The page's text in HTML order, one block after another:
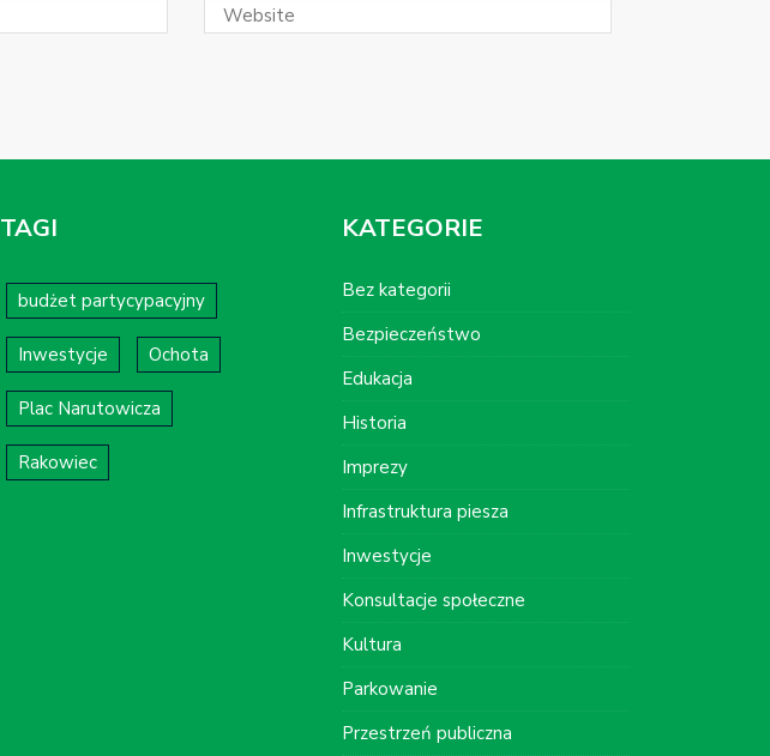
TAGI
budżet partycypacyjny
Inwestycje Ochota
Plac Narutowicza
Rakowiec
KATEGORIE
Bez kategorii
Bezpieczeństwo
Edukacja
Historia
Imprezy
Infrastruktura piesza
Inwestycje
Konsultacje społeczne
Kultura
Parkowanie
Przestrzeń publiczna